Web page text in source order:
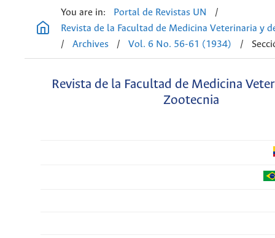
You are in: Portal de Revistas UN
/
Revista de la Facultad de Medicina Veterinaria y
/
Archives / Vol. 6 No. 56-61 (1934) /
Revista de la Facultad de Medicina
Zootecnia